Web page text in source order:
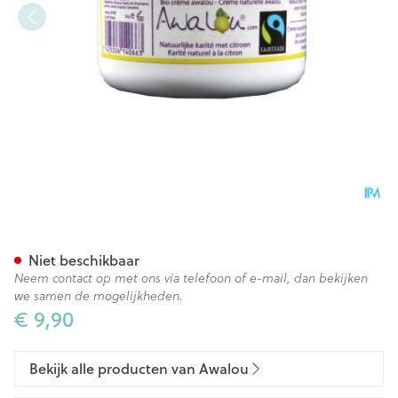
€ 9,90
Niet beschikbaar
Neem contact op met ons via telefoon of e-mail, dan bekijken
we samen de mogelijkheden.
Bekijk alle producten van Awalou